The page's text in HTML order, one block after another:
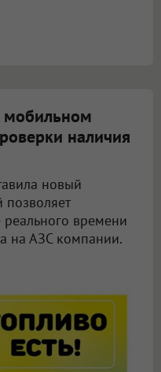
мобильном
наличия
новый
времени
на АЗС компании.